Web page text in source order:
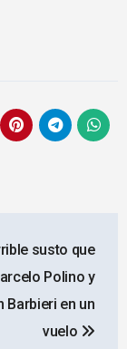
susto que
Polino y
Barbieri en un
vuelo